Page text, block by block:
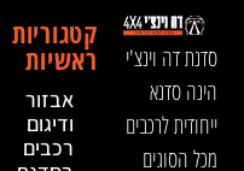
סדנת דה וינצ'י
הינה סדנא
ייחודית לרכבים
מכל הסוגים
קטגוריות
ראשיות
אבזור
ודיגום
רכבים